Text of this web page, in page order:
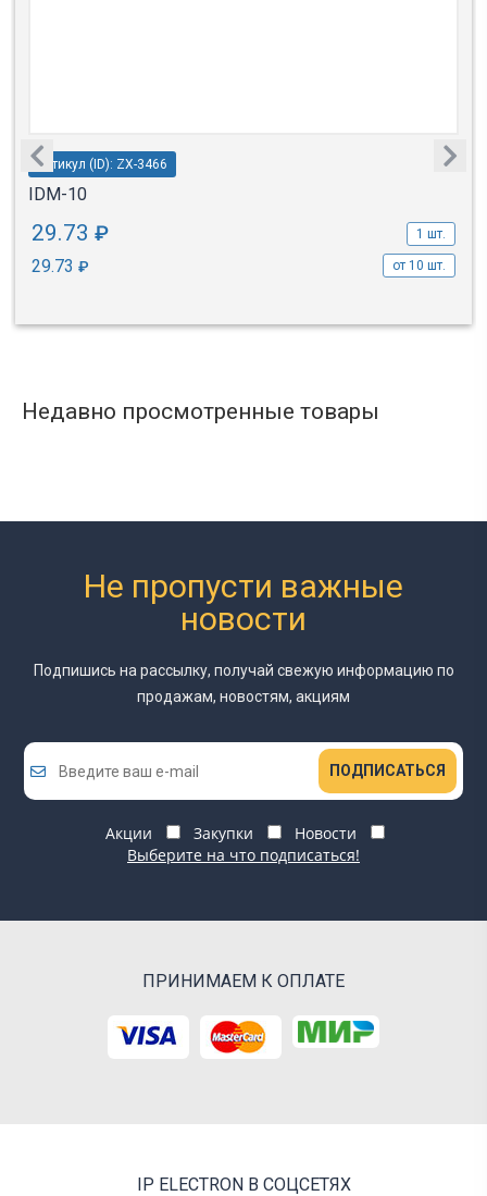
Артикул (ID): ZX-3466
IDM-10
29.73 ₽ 1 шт.
29.73 ₽ от 10 шт.
Недавно просмотренные товары
Не пропусти важные
новости
Подпишись на рассылку, получай свежую информацию по
продажам, новостям, акциям
ПОДПИСАТЬСЯ
Акции Закупки
Новости
Выберите на что подписаться!
ПРИНИМАЕМ К ОПЛАТЕ
IP ELECTRON В СОЦСЕТЯХ